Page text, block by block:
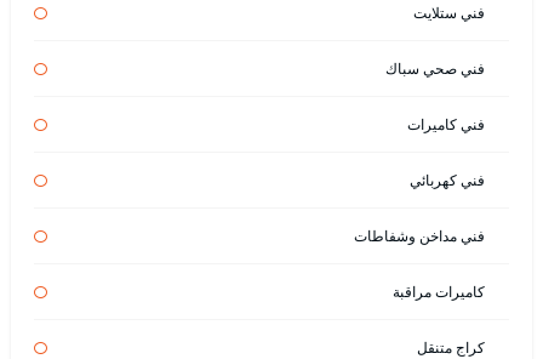
فني ستلايت
فني صحي سباك
فني كاميرات
فني كهربائي
فني مداخن وشفاطات
كاميرات مراقبة
كراج متنقل